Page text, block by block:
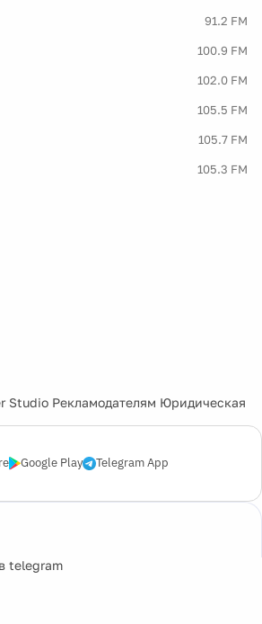
91.2 FM
100.9 FM
102.0 FM
105.5 FM
105.7 FM
105.3 FM
Studio Рекламодателям Юридическая
Google Play Telegram App